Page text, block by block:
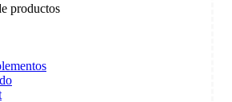
productos